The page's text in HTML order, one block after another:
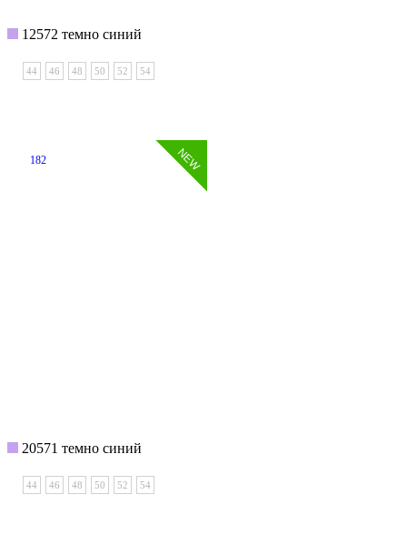
12572 темно синий
44 46 48 50 52 54
182
20571 темно синий
44 46 48 50 52 54